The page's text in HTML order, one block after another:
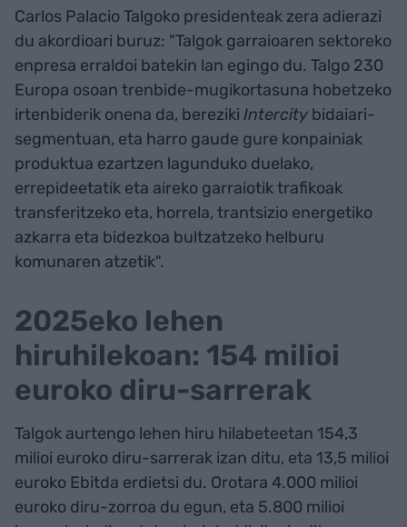
Carlos Palacio Talgoko presidenteak zera adierazi
du akordioari buruz: "Talgok garraioaren sektoreko
enpresa erraldoi batekin lan egingo du. Talgo 230
Europa osoan trenbide-mugikortasuna hobetzeko
irtenbiderik onena da, bereziki Intercity bidaiari-
segmentuan, eta harro gaude gure konpainiak
produktua ezartzen lagunduko duelako,
errepideetatik eta aireko garraiotik trafikoak
transferitzeko eta, horrela, trantsizio energetiko
azkarra eta bidezkoa bultzatzeko helburu
komunaren atzetik".
2025eko lehen
hiruhilekoan: 154 milioi
euroko diru-sarrerak
Talgok aurtengo lehen hiru hilabeteetan 154,3
milioi euroko diru-sarrerak izan ditu, eta 13,5 milioi
euroko Ebitda erdietsi du. Orotara 4.000 milioi
euroko diru-zorroa du egun, eta 5.800 milioi